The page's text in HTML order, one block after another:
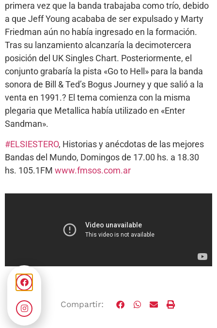
primera vez que la banda trabajaba como trío, debido
a que Jeff Young acababa de ser expulsado y Marty
Friedman aún no había ingresado en la formación.
Tras su lanzamiento alcanzaría la decimotercera
posición del UK Singles Chart. Posteriormente, el
conjunto grabaría la pista «Go to Hell» para la banda
sonora de Bill & Ted’s Bogus Journey y que salió a la
venta en 1991.? El tema comienza con la misma
plegaria que Metallica había utilizado en «Enter
Sandman».
#ELSIESTERO, Historias y anécdotas de las mejores
Bandas del Mundo, Domingos de 17.00 hs. a 18.30
hs. 105.1FM www.fmsos.com.ar
Compartir: